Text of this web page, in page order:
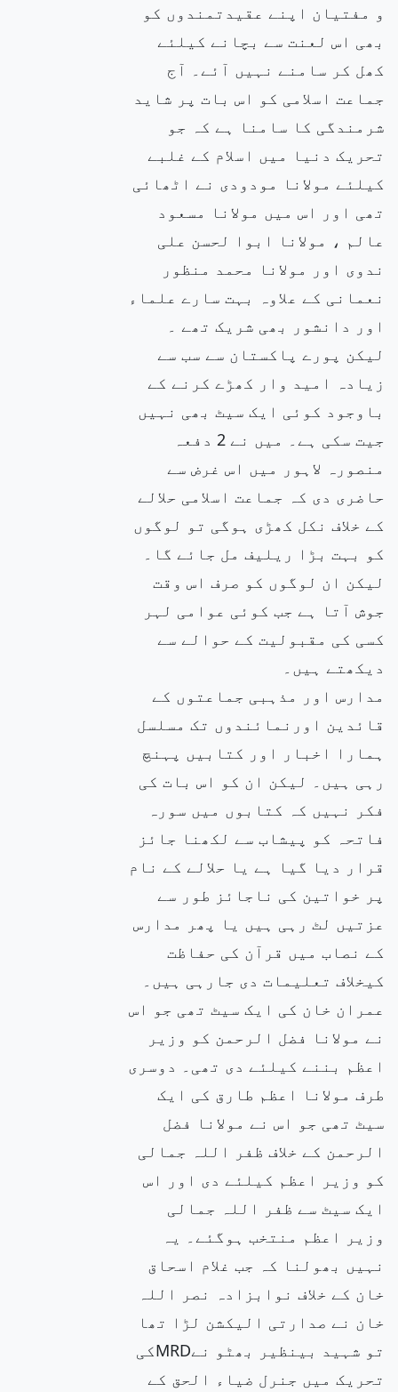
و مفتیان اپنے عقیدتمندوں کو
بھی اس لعنت سے بچانے کیلئے
کھل کر سامنے نہیں آئے۔ آج
جماعت اسلامی کو اس بات پر شاید
شرمندگی کا سامنا ہے کہ جو
تحریک دنیا میں اسلام کے غلبے
کیلئے مولانا مودودی نے اٹھائی
تھی اور اس میں مولانا مسعود
عالم ، مولانا ابوا لحسن علی
ندوی اور مولانا محمد منظور
نعمانی کے علاوہ بہت سارے علماء
اور دانشور بھی شریک تھے ۔
لیکن پورے پاکستان سے سب سے
زیادہ امید وار کھڑے کرنے کے
باوجود کوئی ایک سیٹ بھی نہیں
جیت سکی ہے۔ میں نے 2 دفعہ
منصورہ لاہور میں اس غرض سے
حاضری دی کہ جماعت اسلامی حلالے
کے خلاف نکل کھڑی ہوگی تو لوگوں
کو بہت بڑا ریلیف مل جائے گا۔
لیکن ان لوگوں کو صرف اس وقت
جوش آتا ہے جب کوئی عوامی لہر
کسی کی مقبولیت کے حوالے سے
دیکھتے ہیں۔
مدارس اور مذہبی جماعتوں کے
قائدین اورنمائندوں تک مسلسل
ہمارا اخبار اور کتابیں پہنچ
رہی ہیں۔ لیکن ان کو اس بات کی
فکر نہیں کہ کتابوں میں سورہ
فاتحہ کو پیشاب سے لکھنا جائز
قرار دیا گیا ہے یا حلالے کے نام
پر خواتین کی ناجائز طور سے
عزتیں لٹ رہی ہیں یا پھر مدارس
کے نصاب میں قرآن کی حفاظت
کیخلاف تعلیمات دی جارہی ہیں۔
عمران خان کی ایک سیٹ تھی جو اس
نے مولانا فضل الرحمن کو وزیر
اعظم بننے کیلئے دی تھی۔ دوسری
طرف مولانا اعظم طارق کی ایک
سیٹ تھی جو اس نے مولانا فضل
الرحمن کے خلاف ظفر اللہ جمالی
کو وزیر اعظم کیلئے دی اور اس
ایک سیٹ سے ظفر اللہ جمالی
وزیر اعظم منتخب ہوگئے۔ یہ
نہیں بھولنا کہ جب غلام اسحاق
خان کے خلاف نوابزادہ نصر اللہ
خان نے صدارتی الیکشن لڑا تھا
تو شہید بینظیر بھٹو نےMRDکی
تحریک میں جنرل ضیاء الحق کے